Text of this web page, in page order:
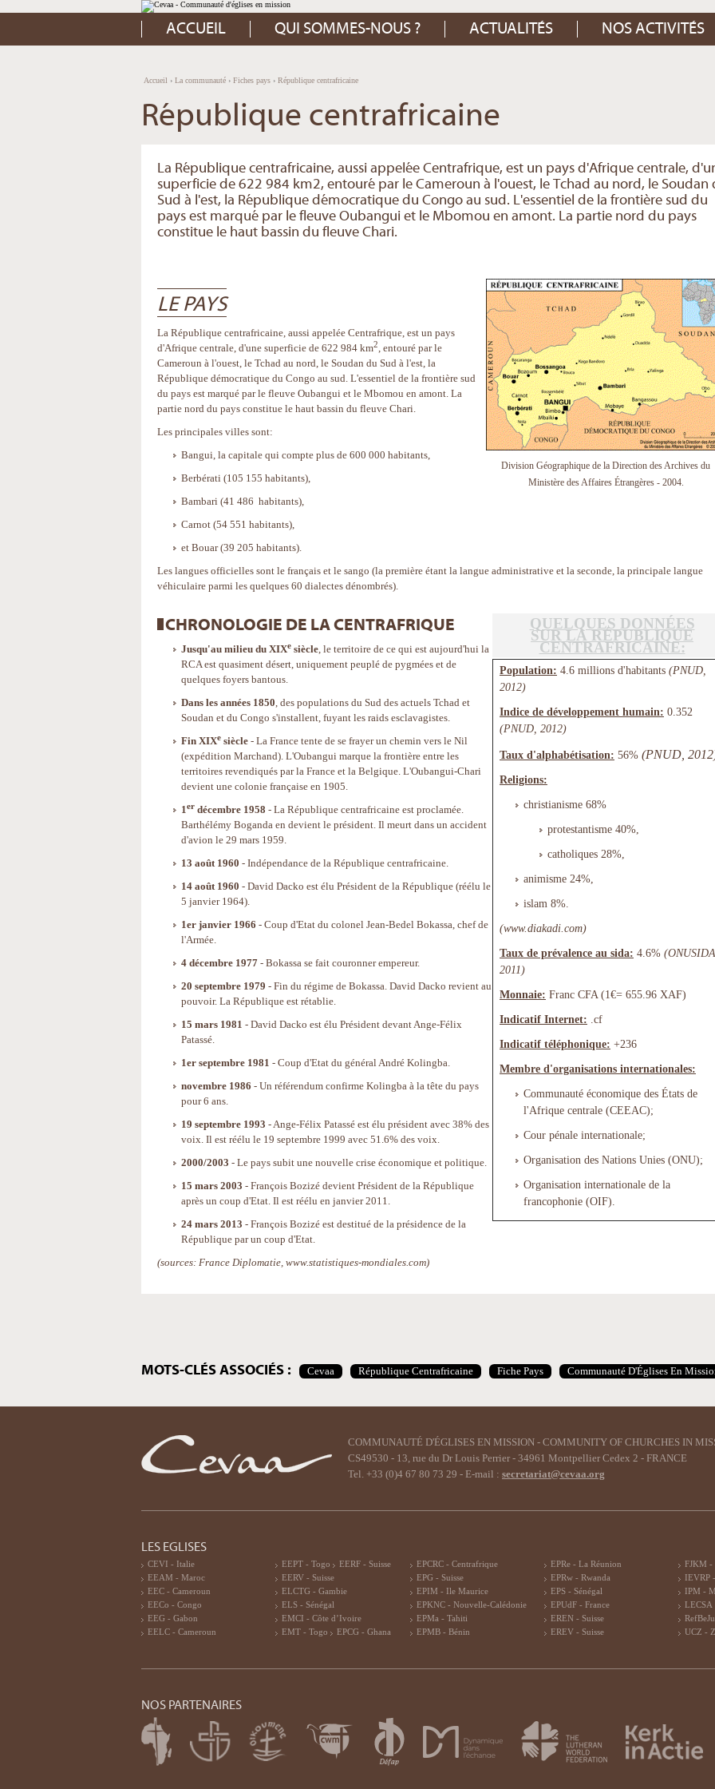
Aller
au
contenu.
Aller
à
Outils
personnels
ACCUEIL QUI SOMMES-NOUS ? ACTUALITÉS NOS ACTIVITÉS
Accueil › La communauté › Fiches pays › République centrafricaine
République centrafricaine
La République centrafricaine, aussi appelée Centrafrique, est un pays d'Afrique centrale,
superficie de 622 984 km2, entouré par le Cameroun à l'ouest, le Tchad au nord, le Soudan
Sud à l'est, la République démocratique du Congo au sud. L'essentiel de la frontière sud du
pays est marqué par le fleuve Oubangui et le Mbomou en amont. La partie nord du pays
constitue le haut bassin du fleuve Chari.
LE PAYS
Division Géographique de la Direction des Archives du
Ministère des Affaires Étrangères - 2004.
La République centrafricaine, aussi appelée Centrafrique, est un pays
d'Afrique centrale, d'une superficie de 622 984 km2, entouré par le
Cameroun à l'ouest, le Tchad au nord, le Soudan du Sud à l'est, la
République démocratique du Congo au sud. L'essentiel de la frontière sud
du pays est marqué par le fleuve Oubangui et le Mbomou en amont. La
partie nord du pays constitue le haut bassin du fleuve Chari.
Les principales villes sont:
Bangui, la capitale qui compte plus de 600 000 habitants,
Berbérati (105 155 habitants),
Bambari (41 486 habitants),
Carnot (54 551 habitants),
et Bouar (39 205 habitants).
Les langues officielles sont le français et le sango (la première étant la langue administrative et la seconde, la principale langue
véhiculaire parmi les quelques 60 dialectes dénombrés).
QUELQUES DONNÉES
SUR LA RÉPUBLIQUE
CENTRAFRICAINE:
Population: 4.6 millions d'habitants (PNUD,
2012)
Indice de développement humain: 0.352
(PNUD, 2012)
Taux d'alphabétisation: 56% (PNUD,
Religions:
christianisme 68%
protestantisme 40%,
catholiques 28%,
animisme 24%,
islam 8%.
(www.diakadi.com)
Taux de prévalence au sida: 4.6%
2011)
Monnaie: Franc CFA (1€= 655.96 XAF)
Indicatif Internet: .cf
Indicatif téléphonique: +236
Membre d'organisations internationales:
Communauté économique des États de
l'Afrique centrale (CEEAC);
Cour pénale internationale;
Organisation des Nations Unies (ONU);
Organisation internationale de la
francophonie (OIF).
CHRONOLOGIE DE LA CENTRAFRIQUE
Jusqu'au milieu du XIXe siècle, le territoire de ce qui est aujourd'hui la
RCA est quasiment désert, uniquement peuplé de pygmées et de
quelques foyers bantous.
Dans les années 1850, des populations du Sud des actuels Tchad et
Soudan et du Congo s'installent, fuyant les raids esclavagistes.
Fin XIXe siècle - La France tente de se frayer un chemin vers le Nil
(expédition Marchand). L'Oubangui marque la frontière entre les
territoires revendiqués par la France et la Belgique. L'Oubangui-Chari
devient une colonie française en 1905.
1er décembre 1958 - La République centrafricaine est proclamée.
Barthélémy Boganda en devient le président. Il meurt dans un accident
d'avion le 29 mars 1959.
13 août 1960 - Indépendance de la République centrafricaine.
14 août 1960 - David Dacko est élu Président de la République (réélu le
5 janvier 1964).
1er janvier 1966 - Coup d'Etat du colonel Jean-Bedel Bokassa, chef de
l'Armée.
4 décembre 1977 - Bokassa se fait couronner empereur.
20 septembre 1979 - Fin du régime de Bokassa. David Dacko revient au
pouvoir. La République est rétablie.
15 mars 1981 - David Dacko est élu Président devant Ange-Félix
Patassé.
1er septembre 1981 - Coup d'Etat du général André Kolingba.
novembre 1986 - Un référendum confirme Kolingba à la tête du pays
pour 6 ans.
19 septembre 1993 - Ange-Félix Patassé est élu président avec 38% des
voix. Il est réélu le 19 septembre 1999 avec 51.6% des voix.
2000/2003 - Le pays subit une nouvelle crise économique et politique.
15 mars 2003 - François Bozizé devient Président de la République
après un coup d'Etat. Il est réélu en janvier 2011.
24 mars 2013 - François Bozizé est destitué de la présidence de la
République par un coup d'Etat.
(sources: France Diplomatie, www.statistiques-mondiales.com)
MOTS-CLÉS ASSOCIÉS : Cevaa République Centrafricaine Fiche Pays Communauté D'Églises En
COMMUNAUTÉ D'ÉGLISES EN MISSION - COMMUNITY OF CHURCHES IN
CS49530 - 13, rue du Dr Louis Perrier - 34961 Montpellier Cedex 2 - FRANCE
Tel. +33 (0)4 67 80 73 29 - E-mail : secretariat@cevaa.org
LES EGLISES
CEVI - Italie
EEAM - Maroc
EEC - Cameroun
EECo - Congo
EEG - Gabon
EELC - Cameroun
EEPT - Togo
EERF - Suisse
EERV - Suisse
ELCTG - Gambie
ELS - Sénégal
EMCI - Côte d’Ivoire
EMT - Togo
EPCG - Ghana
EPCRC - Centrafrique
EPG - Suisse
EPIM - Ile Maurice
EPKNC - Nouvelle-Calédonie
EPMa - Tahiti
EPMB - Bénin
EPRe - La Réunion
EPRw - Rwanda
EPS - Sénégal
EPUdF - France
EREN - Suisse
EREV - Suisse
FJKM -
IEVRP
IPM -
LECSA
UCZ -
NOS PARTENAIRES